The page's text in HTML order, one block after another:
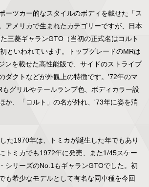
ーツカー的なスタイルのボディを載せた「ス
アメリカで生まれたカテゴリーですが、日本
三菱ギャランGTO（当初の正式名はコルト
といわれています。トップグレードのMRは
ンを載せた高性能版で、サイドのストライプ
ダクトなどが外観上の特徴です。'72年のマ
グリルやテールランプ色、ボディカラー設
か、「コルト」の名が外れ、'73年に姿を消
た1970年は、トミカが誕生した年でもあり
トミカでも1972年に発売、また1/45スケー
シリーズのNo.1もギャランGTOでした。初
も希少なモデルとして有名な同車種を今回